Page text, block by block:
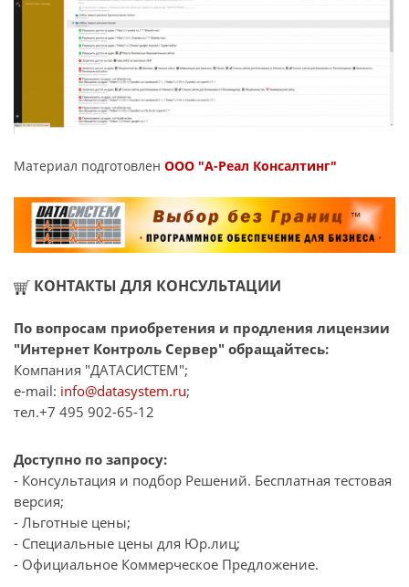
Материал подготовлен ООО "А-Реал Консалтинг"
КОНТАКТЫ ДЛЯ КОНСУЛЬТАЦИИ
По вопросам приобретения и продления лицензии
"Интернет Контроль Сервер" обращайтесь:
Компания "ДАТАСИСТЕМ";
e-mail: info@datasystem.ru;
тел.+7 495 902-65-12
Доступно по запросу:
- Консультация и подбор Решений. Бесплатная тестовая
версия;
- Льготные цены;
- Специальные цены для Юр.лиц;
- Официальное Коммерческое Предложение.